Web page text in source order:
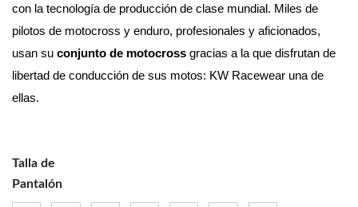
con la tecnología de producción de clase mundial. Miles de
pilotos de motocross y enduro, profesionales y aficionados,
usan su conjunto de motocross gracias a la que disfrutan de
libertad de conducción de sus motos: KW Racewear una de
ellas.
Talla de
Pantalón